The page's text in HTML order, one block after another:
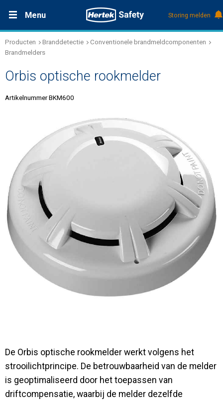
Menu
Oplossingen
Producten
Over Hertek
Werken bij Hertek
Contact
Storing melden
Productdocumentatie (DMS)
+31 (0)495 584111
Producten Branddetectie
Conventionele brandmeldcomponenten
Brandmelders
Orbis optische rookmelder
Artikelnummer BKM600
De Orbis optische rookmelder werkt volgens het
strooilichtprincipe. De betrouwbaarheid van de melder
is geoptimaliseerd door het toepassen van
driftcompensatie, waarbij de melder dezelfde